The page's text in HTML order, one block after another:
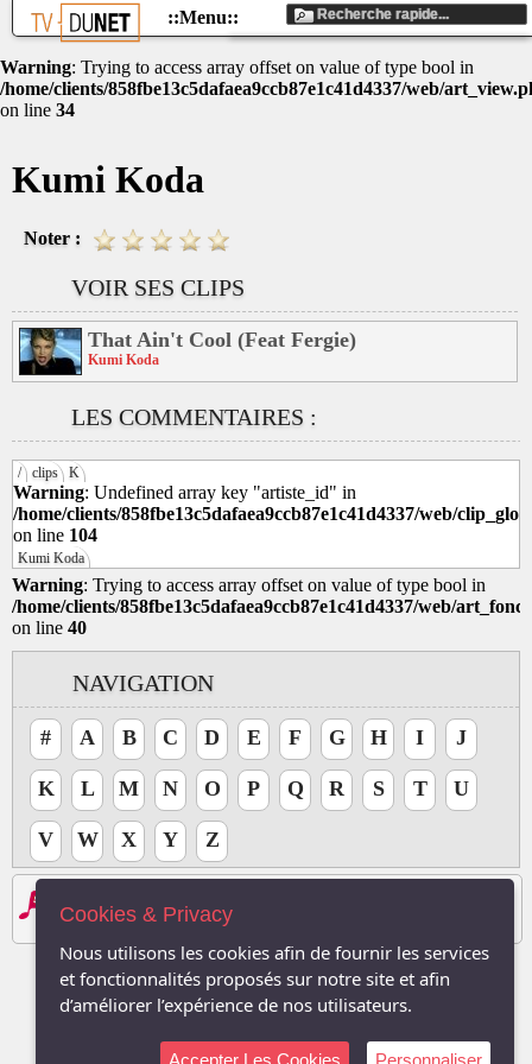
Warning: Trying to access array offset on value of type bool in
/home/clients/858fbe13c5dafaea9ccb87e1c41d4337/web/
on line 34
/ clips K
Warning: Undefined array key "artiste_id" in
/home/clients/858fbe13c5dafaea9ccb87e1c41d4337/web/
on line 104
Kumi Koda
Warning: Trying to access array offset on value of type bool in
/home/clients/858fbe13c5dafaea9ccb87e1c41d4337/web/
on line 40
NAVIGATION
# A B C D E F G H I J
K L M N O P Q R S T U
V W X Y Z
Kumi Koda
Noter :
VOIR SES CLIPS
That Ain't Cool (Feat Fergie)
Kumi Koda
LES COMMENTAIRES :
Les logos, Media , marques, et iconographies relatifs à toutes autres sociétés,
Sauf autorisation, toute utilisation des oeuvres autres que la reproduction et la
Cookies & Privacy
Nous utilisons les cookies afin de fournir les services
et fonctionnalités proposés sur notre site et afin
d’améliorer l’expérience de nos utilisateurs.
Accepter Les Cookies Personnaliser